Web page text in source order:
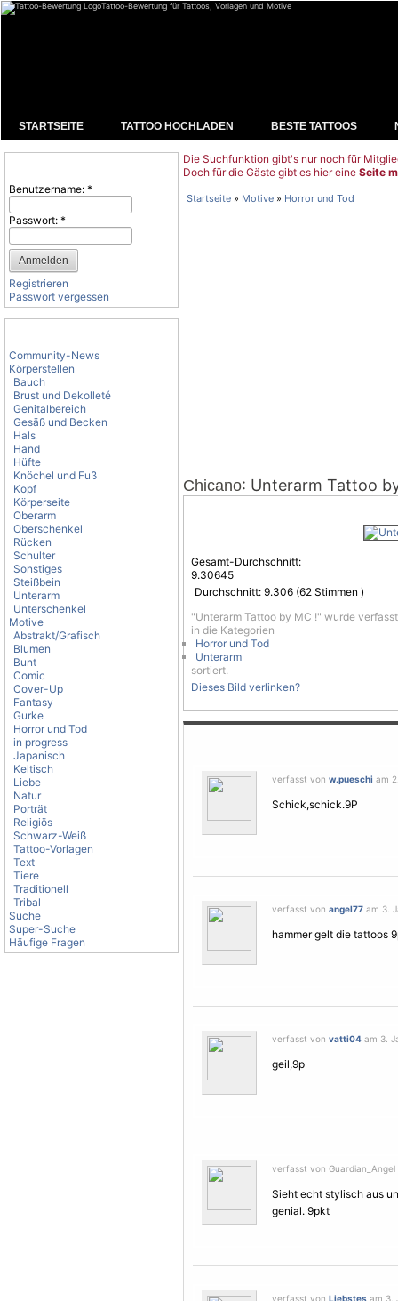
Tattoo-Bewertung für Tattoos, Vorlagen und Motive
STARTSEITE TATTOO HOCHLADEN BESTE TATTOOS
Benutzername: *
Passwort: *
Registrieren
Passwort vergessen
Community-News
Körperstellen
Bauch
Brust und Dekolleté
Genitalbereich
Gesäß und Becken
Hals
Hand
Hüfte
Knöchel und Fuß
Kopf
Körperseite
Oberarm
Oberschenkel
Rücken
Schulter
Sonstiges
Steißbein
Unterarm
Unterschenkel
Motive
Abstrakt/Grafisch
Blumen
Bunt
Comic
Cover-Up
Fantasy
Gurke
Horror und Tod
in progress
Japanisch
Keltisch
Liebe
Natur
Porträt
Religiös
Schwarz-Weiß
Tattoo-Vorlagen
Text
Tiere
Traditionell
Tribal
Suche
Super-Suche
Häufige Fragen
Die Suchfunktion gibt's nur noch für
Doch für die Gäste gibt es hier eine Seite
Startseite » Motive » Horror und Tod
Chicano: Unterarm Tattoo
Gesamt-Durchschnitt:
9.30645
Durchschnitt: 9.306 (62 Stimmen )
"Unterarm Tattoo by MC !" wurde
in die Kategorien
Horror und Tod
Unterarm
sortiert.
Dieses Bild verlinken?
verfasst von w.pueschi am
Schick,schick.9P
verfasst von angel77 am 3.
hammer gelt die tattoos
verfasst von vatti04 am 3.
geil,9p
verfasst von
Sieht echt stylisch aus
genial. 9pkt
verfasst von Liebstes am 3.